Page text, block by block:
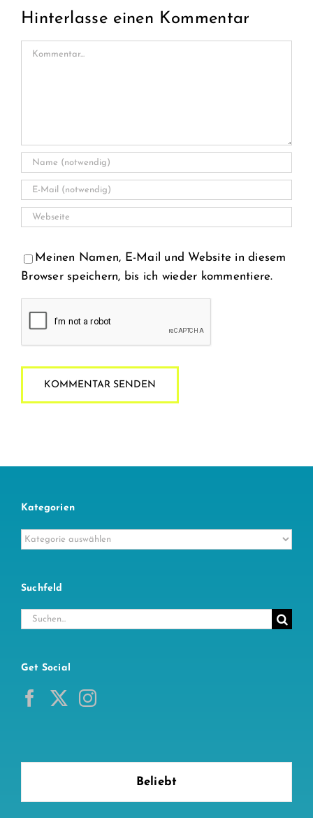
Hinterlasse einen Kommentar
Kommentar
Meinen Namen, E-Mail und Website in diesem
Browser speichern, bis ich wieder kommentiere.
Kategorien
Kategorien
Suchfeld
Suche
Get Social
Beliebt